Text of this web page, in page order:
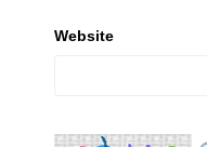
Website